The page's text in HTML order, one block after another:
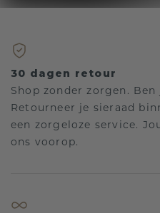
30 dagen retour
Shop zonder zorgen.
Retourneer je sieraad
een zorgeloze service.
ons voorop.